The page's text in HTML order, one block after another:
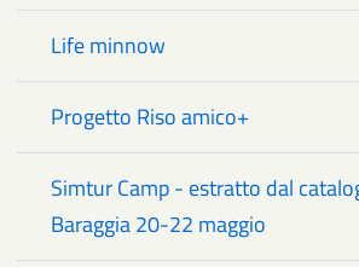
Life minnow
Progetto Riso amico+
Simtur Camp - estratto dal
Baraggia 20-22 maggio